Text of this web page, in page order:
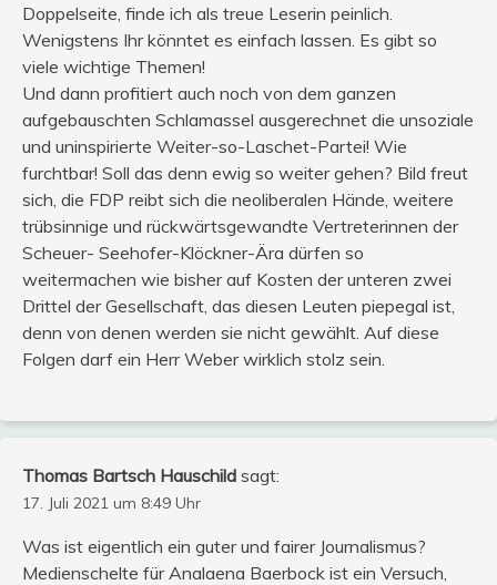
Doppelseite, finde ich als treue Leserin peinlich.
Wenigstens Ihr könntet es einfach lassen. Es gibt so
viele wichtige Themen!
Und dann profitiert auch noch von dem ganzen
aufgebauschten Schlamassel ausgerechnet die unsoziale
und uninspirierte Weiter-so-Laschet-Partei! Wie
furchtbar! Soll das denn ewig so weiter gehen? Bild freut
sich, die FDP reibt sich die neoliberalen Hände, weitere
trübsinnige und rückwärtsgewandte Vertreterinnen der
Scheuer- Seehofer-Klöckner-Ära dürfen so
weitermachen wie bisher auf Kosten der unteren zwei
Drittel der Gesellschaft, das diesen Leuten piepegal ist,
denn von denen werden sie nicht gewählt. Auf diese
Folgen darf ein Herr Weber wirklich stolz sein.
Thomas Bartsch Hauschild sagt:
17. Juli 2021 um 8:49 Uhr
Was ist eigentlich ein guter und fairer Journalismus?
Medienschelte für Analaena Baerbock ist ein Versuch,